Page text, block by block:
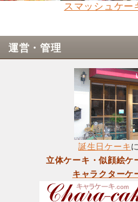
スマッシュケー
運営・管理
誕生日ケーキ
立体ケーキ・似顔絵ケ
キャラクターケ